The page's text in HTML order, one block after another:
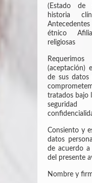
(Estado de
historia
étnico
religiosas
(aceptación)
de sus datos
tratados bajo
Consiento y
datos
de acuerdo
del presente
Nombre y